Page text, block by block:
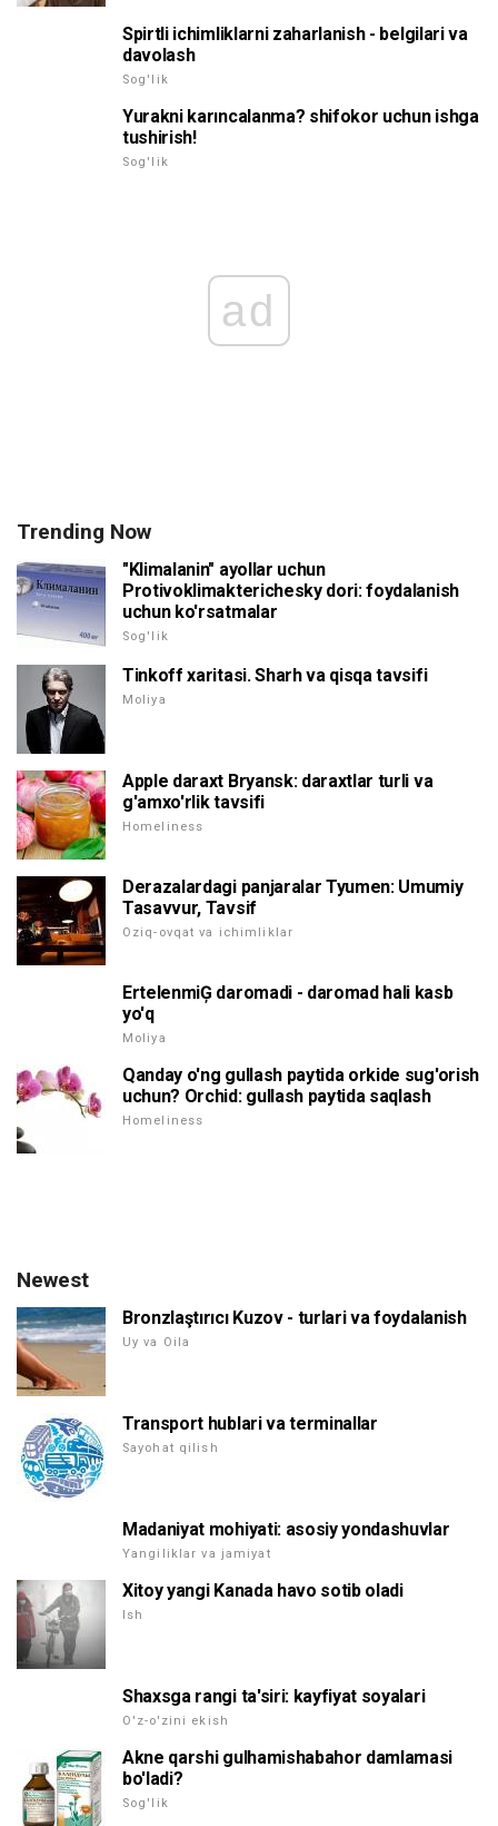
Spirtli ichimliklarni zaharlanish - belgilari va
davolash
Sog'lik
Yurakni karıncalanma? shifokor uchun ishga
tushirish!
Sog'lik
ad
Trending Now
"Klimalanin" ayollar uchun
Protivoklimakterichesky dori: foydalanish
uchun ko'rsatmalar
Sog'lik
Tinkoff xaritasi. Sharh va qisqa tavsifi
Moliya
Apple daraxt Bryansk: daraxtlar turli va
g'amxo'rlik tavsifi
Homeliness
Derazalardagi panjaralar Tyumen: Umumiy
Tasavvur, Tavsif
Oziq-ovqat va ichimliklar
ErtelenmiĢ daromadi - daromad hali kasb
yo'q
Moliya
Qanday o'ng gullash paytida orkide sug'orish
uchun? Orchid: gullash paytida saqlash
Homeliness
Newest
Bronzlaştırıcı Kuzov - turlari va foydalanish
Uy va Oila
Transport hublari va terminallar
Sayohat qilish
Madaniyat mohiyati: asosiy yondashuvlar
Yangiliklar va jamiyat
Xitoy yangi Kanada havo sotib oladi
Ish
Shaxsga rangi ta'siri: kayfiyat soyalari
O'z-o'zini ekish
Akne qarshi gulhamishabahor damlamasi
bo'ladi?
Sog'lik